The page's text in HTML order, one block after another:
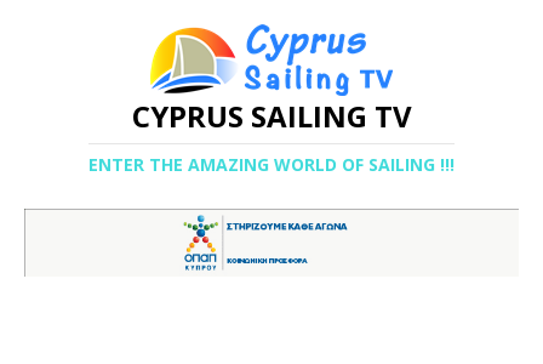
CYPRUS SAILING TV
ENTER THE AMAZING WORLD OF SAILING !!!